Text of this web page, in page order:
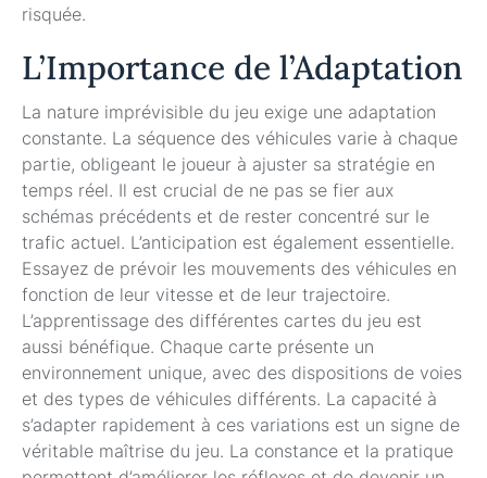
risquée.
L’Importance de l’Adaptation
La nature imprévisible du jeu exige une adaptation
constante. La séquence des véhicules varie à chaque
partie, obligeant le joueur à ajuster sa stratégie en
temps réel. Il est crucial de ne pas se fier aux
schémas précédents et de rester concentré sur le
trafic actuel. L’anticipation est également essentielle.
Essayez de prévoir les mouvements des véhicules en
fonction de leur vitesse et de leur trajectoire.
L’apprentissage des différentes cartes du jeu est
aussi bénéfique. Chaque carte présente un
environnement unique, avec des dispositions de voies
et des types de véhicules différents. La capacité à
s’adapter rapidement à ces variations est un signe de
véritable maîtrise du jeu. La constance et la pratique